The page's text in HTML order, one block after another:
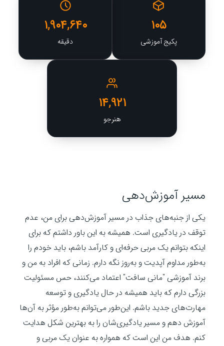
۱۰۵
پکیج آموزشی
۱,۹۰۴,۶۴۰
دقیقه
۱۴,۹۲۱
هنرجو
مسیر آموزش‌دهی
یکی از جنبه‌های جذاب در مسیر آموزش‌دهی برای من، عدم
توقف در یادگیری است. همیشه به این باور داشتم که برای
اینکه بتوانم یک مربی حرفه‌ای و کارآمد باشم، باید خودم را
به‌طور مداوم آپدیت و به‌روز نگه دارم. زمانی که افراد به من و
برند آموزشی "مانی سافت" اعتماد می‌کنند، حس مسئولیت
بزرگی دارم که باید همیشه در حال یادگیری و توسعه
مهارت‌های جدید باشم. این‌طور می‌توانم به‌طور مؤثر به آن‌ها
آموزش دهم و مسیر یادگیری‌شان را به بهترین شکل هدایت
کنم. هدف من این است که همواره به عنوان یک مربی و